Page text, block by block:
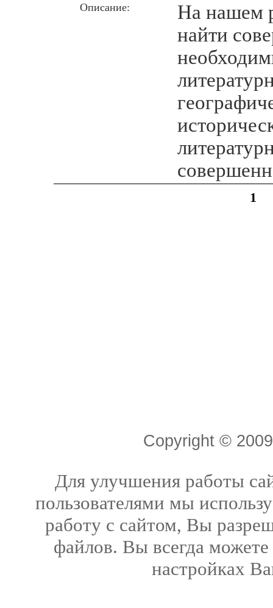
Описание:
На нашем
найти
1
Copyright ©
Для улучшения работы
пользователями мы
работу с сайтом, Вы
файлов. Вы всегда
настройках